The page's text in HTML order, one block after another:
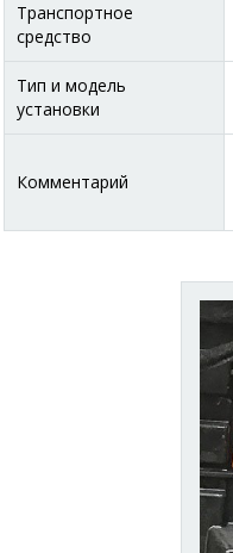
Транспортное
средство
Тип и модель
установки
Комментарий